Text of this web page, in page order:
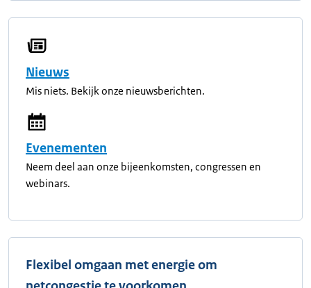
Nieuws
Mis niets. Bekijk onze nieuwsberichten.
Evenementen
Neem deel aan onze bijeenkomsten, congressen en
webinars.
Flexibel omgaan met energie om